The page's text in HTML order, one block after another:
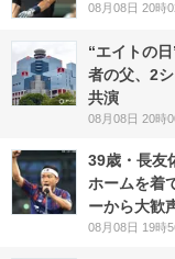
08月08日 20時
“エイトの
者の父、2
共演
08月08日 20時
39歳・長友
ホームを着
ーから大歓
08月08日 19時